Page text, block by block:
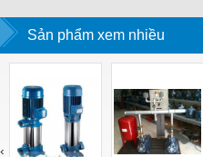
Sản phẩm xem nhiều
‹